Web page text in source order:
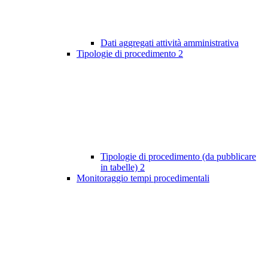
Dati aggregati attività amministrativa
Tipologie di procedimento 2
Tipologie di procedimento (da pubblicare
in tabelle) 2
Monitoraggio tempi procedimentali